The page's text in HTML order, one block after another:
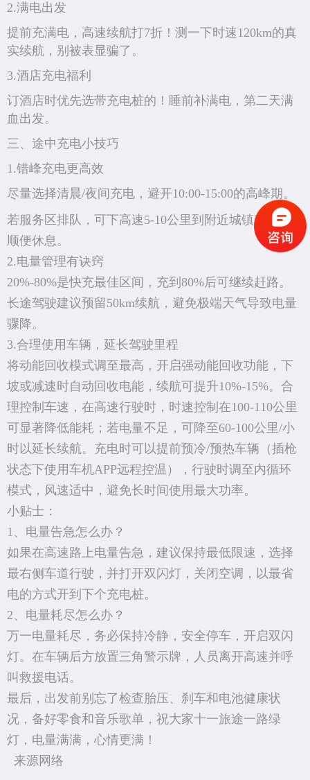
2.满电出发
提前充满电，高速续航打7折！测一下时速120km的真
实续航，别被表显骗了。
3.酒店充电福利
订酒店时优先选带充电桩的！睡前补满电，第二天满
血出发。
三、途中充电小技巧
1.错峰充电更高效
尽量选择清晨/夜间充电，避开10:00-15:00的高峰期。
若服务区排队，可下高速5-10公里到附近城镇充电，
顺便休息。
2.电量管理有诀窍
20%-80%是快充最佳区间，充到80%后可继续赶路。
长途驾驶建议预留50km续航，避免极端天气导致电量
骤降。
3.合理使用车辆，延长驾驶里程
将动能回收模式调至最高，开启强动能回收功能，下
坡或减速时自动回收电能，续航可提升10%-15%。合
理控制车速，在高速行驶时，时速控制在100-110公里
可显著降低能耗；若电量不足，可降至60-100公里/小
时以延长续航。充电时可以提前预冷/预热车辆（插枪
状态下使用车机APP远程控温），行驶时调至内循环
模式，风速适中，避免长时间使用最大功率。
小贴士：
1、电量告急怎么办？
如果在高速路上电量告急，建议保持最低限速，选择
最右侧车道行驶，并打开双闪灯，关闭空调，以最省
电的方式开到下个充电桩。
2、电量耗尽怎么办？
万一电量耗尽，务必保持冷静，安全停车，开启双闪
灯。在车辆后方放置三角警示牌，人员离开高速并呼
叫救援电话。
最后，出发前别忘了检查胎压、刹车和电池健康状
况，备好零食和音乐歌单，祝大家十一旅途一路绿
灯，电量满满，心情更满！
来源网络